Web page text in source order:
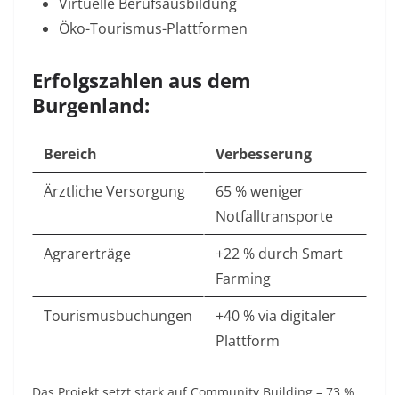
Öko-Tourismus-Plattformen
Erfolgszahlen aus dem
Burgenland:
Bereich
Verbesserung
Ärztliche Versorgung
65 % weniger
Notfalltransporte
Agrarerträge
+22 % durch Smart
Farming
Tourismusbuchungen
+40 % via digitaler
Plattform